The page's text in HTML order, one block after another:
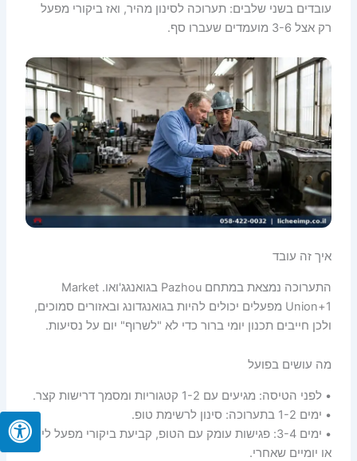
עובדים בשני שלבים: תערוכה לסינון מהיר, ואז ביקורי מפעל
רק אצל 3-6 מועמדים שעברו סף.
איך זה עובד
התערוכה נמצאת במתחם Pazhou בגואנגג'ואו. Market
Union+1 מפעלים יכולים להיות בגואנגדונג ובאזורים סמוכים,
ולכן חייבים תכנון יומי ברור כדי לא "לשרוף" יום על נסיעות.
מה עושים בפועל
• לפני הטיסה: מגיעים עם 1-2 קטגוריות ומסמך דרישות קצר.
• ימים 1-2 בתערוכה: סינון לרשימת טופ.
• ימים 3-4: פגישות עומק עם הטופ, קביעת ביקורי מפעל ליום
או יומיים שאחרי.